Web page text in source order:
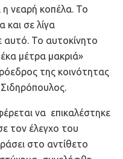
η νεαρή κοπέλα. Το
και σε λίγα
αυτό. Το αυτοκίνητο
μέτρα μακριά»
της κοινότητας
να επικαλέστηκε
τον έλεγχο του
στο αντίθετο